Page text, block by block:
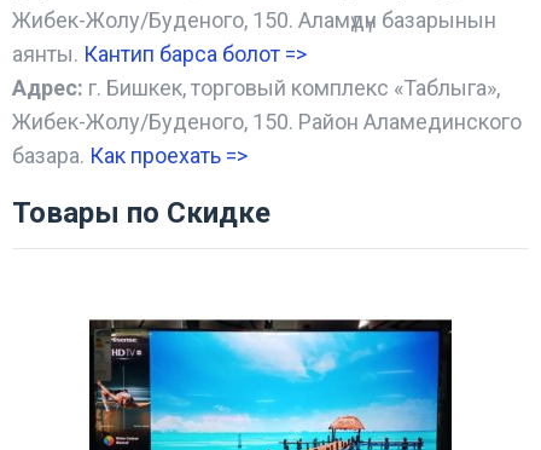
Жибек-Жолу/Буденого, 150. Аламүдүн базарынын
аянты. Кантип барса болот =>
Адрес: г. Бишкек, торговый комплекс «Таблыга»,
Жибек-Жолу/Буденого, 150. Район Аламединского
базара. Как проехать =>
Товары по Скидке